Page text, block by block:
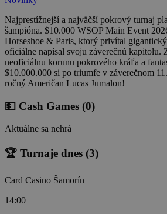
Najprestížnejší a najväčší pokrový turnaj
šampióna. $10.000 WSOP Main Event
Horseshoe & Paris, ktorý privítal
oficiálne napísal svoju záverečnú kapitolu.
neoficiálnu korunu pokrového kráľa a
$10.000.000 si po triumfe v záverečnom
ročný Američan Lucas Jumalon!
💵 Cash Games (0)
Aktuálne sa nehrá
🏆 Turnaje dnes (3)
Card Casino Šamorín
14:00